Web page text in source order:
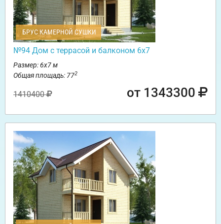
БРУС КАМЕРНОЙ СУШКИ
№94 Дом с террасой и балконом 6х7
Размер: 6х7 м
Общая площадь: 772
1410400 от 1343300